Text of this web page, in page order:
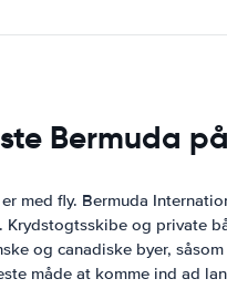
Bermuda
med fly. Bermuda
og private
og canadiske byer, såsom
måde at komme ind ad